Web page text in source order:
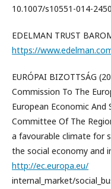
10.1007/s10551-014-
EDELMAN TRUST
https://
EURÓPAI BIZOTTSÁG
Commission To The
European Economic
Committee Of The
a favourable climate for
the social economy and
http://ec.europa.eu/
internal_market/